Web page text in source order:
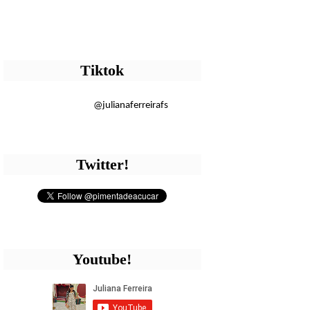
Tiktok
@julianaferreirafs
Twitter!
Youtube!